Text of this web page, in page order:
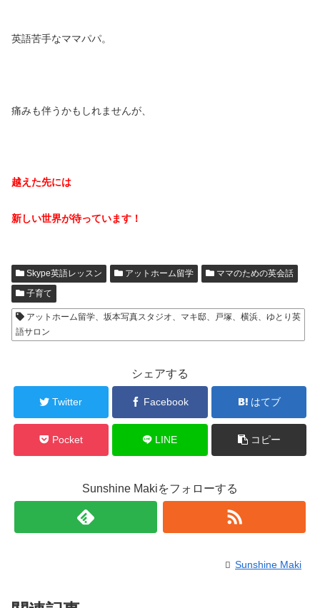
英語苦手なママパパ。
痛みも伴うかもしれませんが、
越えた先には
新しい世界が待っています！
Skype英語レッスン アットホーム留学
ママのための英会話
子育て
アットホーム留学、坂本写真スタジオ、マキ邸、戸塚、横浜、ゆとり英
語サロン
シェアする
Twitter Facebook はてブ
Pocket LINE コピー
Sunshine Makiをフォローする
Sunshine Maki